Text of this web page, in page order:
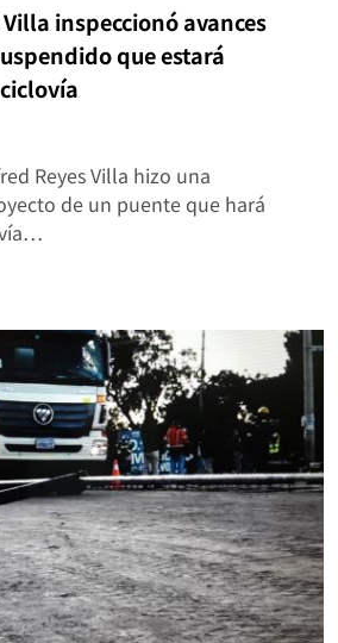
inspeccionó avances
que estará
Reyes Villa hizo una
de un puente que hará